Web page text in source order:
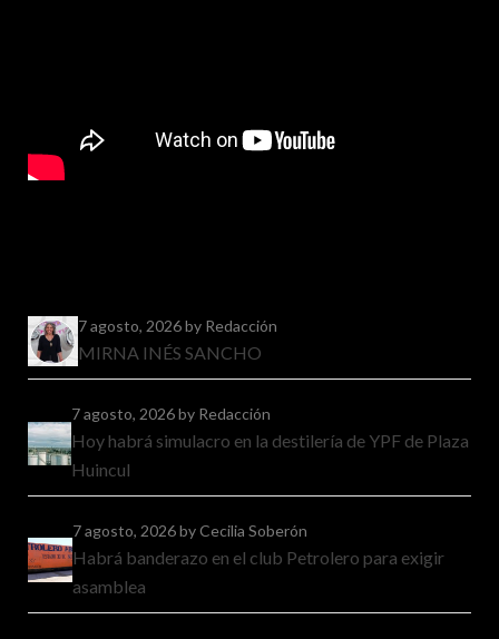
7 agosto, 2026by Redacción
MIRNA INÉS SANCHO
7 agosto, 2026by Redacción
Hoy habrá simulacro en la destilería de YPF de Plaza
Huincul
7 agosto, 2026by Cecilia Soberón
Habrá banderazo en el club Petrolero para exigir
asamblea